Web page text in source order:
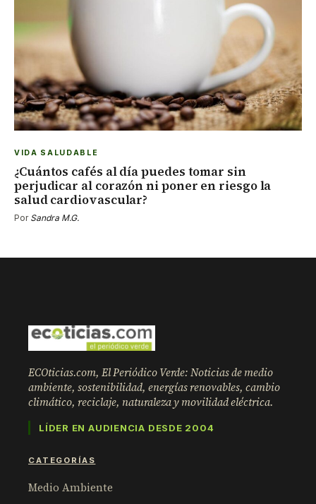
VIDA SALUDABLE
¿Cuántos cafés al día puedes tomar sin
perjudicar al corazón ni poner en riesgo la
salud cardiovascular?
Por Sandra M.G.
ECOticias.com, El Periódico Verde: Noticias de medio
ambiente, sostenibilidad, energías renovables, cambio
climático, reciclaje, naturaleza y movilidad eléctrica.
LÍDER EN AUDIENCIA DESDE 2004
CATEGORÍAS
Medio Ambiente